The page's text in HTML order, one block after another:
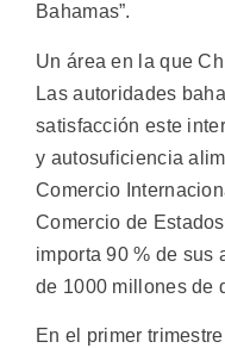
Bahamas”.
Un área en la que
Las autoridades
satisfacción este
y autosuficiencia
Comercio
Comercio de
importa 90 % de sus
de 1000 millones de
En el primer